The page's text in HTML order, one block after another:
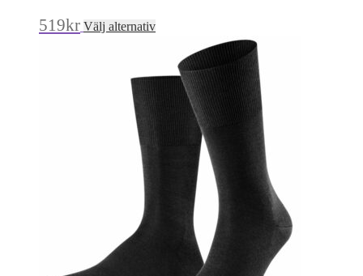
519kr Välj alternativDen
här
produkten
flera
varianter.
alternativen
produktsidan